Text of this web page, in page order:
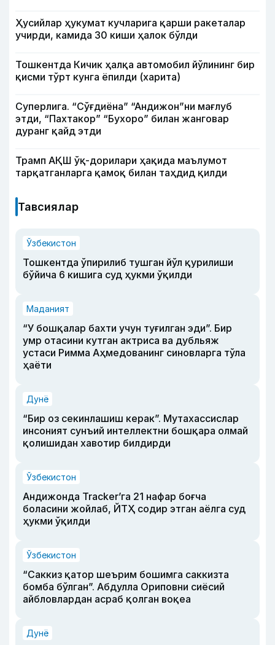
Ҳусийлар ҳукумат кучларига қарши ракеталар
учирди, камида 30 киши ҳалок бўлди
Тошкентда Кичик ҳалқа автомобил йўлининг бир
қисми тўрт кунга ёпилди (харита)
Суперлига. “Сўғдиёна” “Андижон”ни мағлуб
этди, “Пахтакор” “Бухоро” билан жанговар
дуранг қайд этди
Трамп АҚШ ўқ-дорилари ҳақида маълумот
тарқатганларга қамоқ билан таҳдид қилди
Тавсиялар
Ўзбекистон
Тошкентда ўпирилиб тушган йўл қурилиши
бўйича 6 кишига суд ҳукми ўқилди
Маданият
“У бошқалар бахти учун туғилган эди”. Бир
умр отасини кутган актриса ва дубльяж
устаси Римма Аҳмедованинг синовларга тўла
ҳаёти
Дунё
“Бир оз секинлашиш керак”. Мутахассислар
инсоният сунъий интеллектни бошқара олмай
қолишидан хавотир билдирди
Ўзбекистон
Андижонда Tracker’га 21 нафар боғча
боласини жойлаб, ЙТҲ содир этган аёлга суд
ҳукми ўқилди
Ўзбекистон
“Саккиз қатор шеърим бошимга саккизта
бомба бўлган”. Абдулла Ориповни сиёсий
айбловлардан асраб қолган воқеа
Дунё